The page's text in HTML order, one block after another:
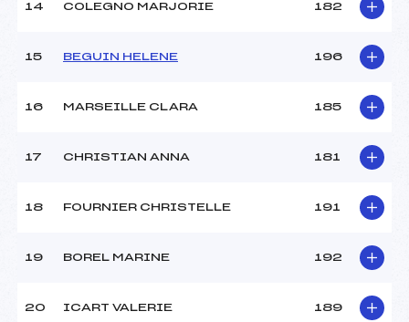
14 COLEGNO MARJORIE 182
15 BEGUIN HELENE 196
16 MARSEILLE CLARA 185
17 CHRISTIAN ANNA 181
18 FOURNIER CHRISTELLE 191
19 BOREL MARINE 192
20 ICART VALERIE 189